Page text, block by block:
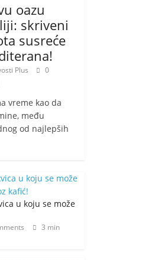
oazu
skriveni
susreće
Plus
0
vreme kao da
među
od najlepših
u koju se može
3 min